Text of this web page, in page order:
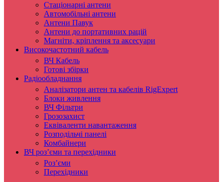
Стаціонарні антени
Автомобільні антени
Антени Павук
Антени до портативних рацій
Магніти, кріплення та аксесуари
Високочастотний кабель
ВЧ Кабель
Готові збірки
Радіообладнання
Аналізатори антен та кабелів RigExpert
Блоки живлення
ВЧ Фільтри
Грозозахист
Еквіваленти навантаження
Розподільчі панелі
Комбайнери
ВЧ роз’єми та перехідники
Роз’єми
Перехідники